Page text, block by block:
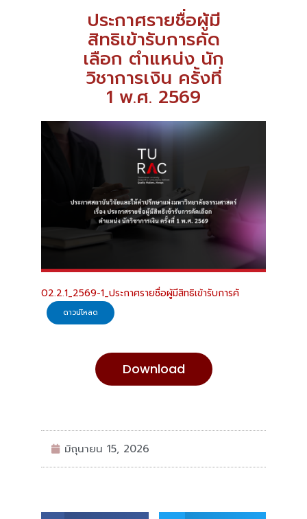
ประกาศรายชื่อผู้มี
สิทธิเข้ารับการคัด
เลือก ตำแหน่ง นัก
วิชาการเงิน ครั้งที่
1 พ.ศ. 2569
02.2.1_2569-1_ประกาศรายชื่อผู้มีสิทธิเข้ารับการคั
ดาวน์โหลด
Download
มิถุนายน 15, 2026